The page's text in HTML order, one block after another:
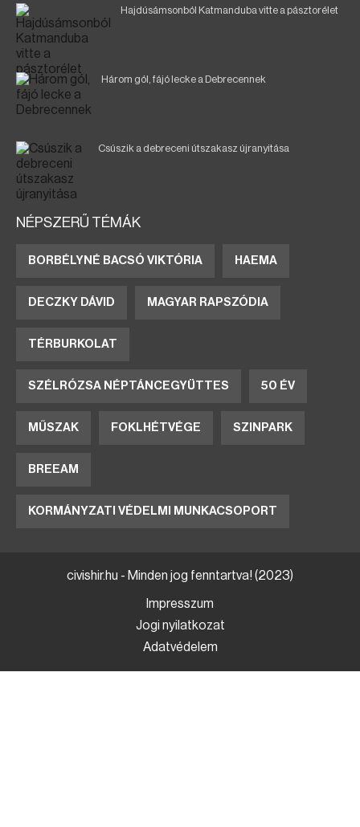
Hajdúsámsonból Katmanduba vitte a pásztorélet
Három gól, fájó lecke a Debrecennek
Csúszik a debreceni útszakasz újranyitása
NÉPSZERŰ TÉMÁK
BORBÉLYNÉ BACSÓ VIKTÓRIA HAEMA
DECZKY DÁVID MAGYAR RAPSZÓDIA
TÉRBURKOLAT
SZÉLRÓZSA NÉPTÁNCEGYÜTTES 50 ÉV
MŰSZAK FOKLHÉTVÉGE SZINPARK
BREEAM
KORMÁNYZATI VÉDELMI MUNKACSOPORT
civishir.hu - Minden jog fenntartva! (2023)
Impresszum
Jogi nyilatkozat
Adatvédelem